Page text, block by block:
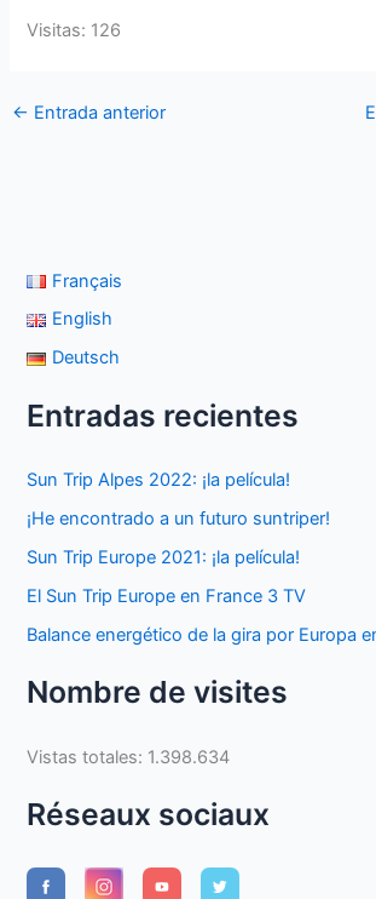
Visitas: 126
← Entrada anterior
Français
English
Deutsch
Entradas recientes
Sun Trip Alpes 2022: ¡la película!
¡He encontrado a un futuro suntriper!
Sun Trip Europe 2021: ¡la película!
El Sun Trip Europe en France 3 TV
Balance energético de la gira por Europa
Nombre de visites
Vistas totales: 1.398.634
Réseaux sociaux